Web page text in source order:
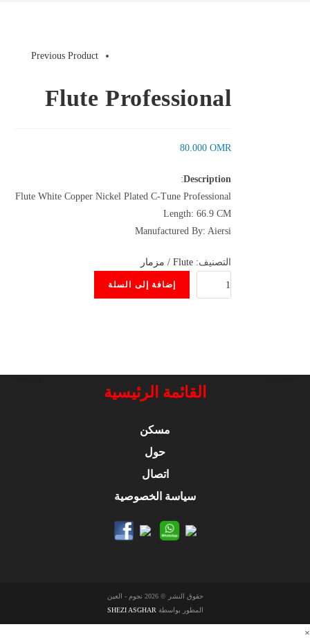
Previous Product
Flute Professional
80.000OMR
Description
:
Flute White Copper Nickel Plated C-Tune Professional
Length: 66.9 CM
Manufactured By: Aiersi
التصنيف: Flute / مزمار
كمية
Flute
إضافة إلى السلة
القائمة الرئيسية
مسكن
حول
اتصال
سياسة الخصوصية
حقوق النشر © 2026 نجوم - العين
المطور بواسطة SHEZI ASGHAR
×